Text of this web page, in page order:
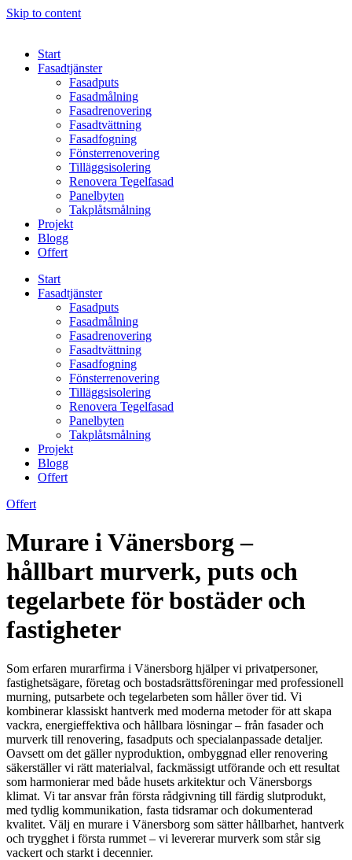
Skip to content
Start
Fasadtjänster
Fasadputs
Fasadmålning
Fasadrenovering
Fasadtvättning
Fasadfogning
Fönsterrenovering
Tilläggsisolering
Renovera Tegelfasad
Panelbyten
Takplåtsmålning
Projekt
Blogg
Offert
Start
Fasadtjänster
Fasadputs
Fasadmålning
Fasadrenovering
Fasadtvättning
Fasadfogning
Fönsterrenovering
Tilläggsisolering
Renovera Tegelfasad
Panelbyten
Takplåtsmålning
Projekt
Blogg
Offert
Offert
Murare i Vänersborg –
hållbart murverk, puts och
tegelarbete för bostäder och
fastigheter
Som erfaren murarfirma i Vänersborg hjälper vi privatpersoner,
fastighetsägare, företag och bostadsrättsföreningar med professionell
murning, putsarbete och tegelarbeten som håller över tid. Vi
kombinerar klassiskt hantverk med moderna metoder för att skapa
vackra, energieffektiva och hållbara lösningar – från fasader och
murverk till renovering, fasadputs och specialanpassade detaljer.
Oavsett om det gäller nyproduktion, ombyggnad eller renovering
säkerställer vi rätt materialval, fackmässigt utförande och ett resultat
som harmonierar med både husets arkitektur och Vänersborgs
klimat. Vi tar ansvar från första rådgivning till färdig slutprodukt,
med tydlig kommunikation, fasta tidsramar och dokumenterad
kvalitet. Välj en murare i Vänersborg som sätter hållbarhet, hantverk
och trygghet i första rummet – vi levererar murverk som står sig
vackert och starkt i decennier.